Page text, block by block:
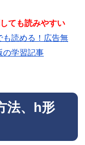
ても読みやすい
も読める！広告無
の学習記事
法、h形